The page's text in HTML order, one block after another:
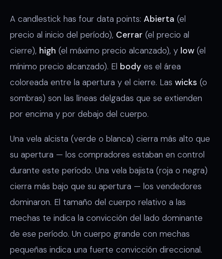
A candlestick has four data points: Abierta (el
precio al inicio del período), Cerrar (el precio al
cierre), high (el máximo precio alcanzado), y low (el
mínimo precio alcanzado). El body es el área
coloreada entre la apertura y el cierre. Las wicks (o
sombras) son las líneas delgadas que se extienden
por encima y por debajo del cuerpo.
Una vela alcista (verde o blanca) cierra más alto que
su apertura — los compradores estaban en control
durante este período. Una vela bajista (roja o negra)
cierra más bajo que su apertura — los vendedores
dominaron. El tamaño del cuerpo relativo a las
mechas te indica la convicción del lado dominante
de ese período. Un cuerpo grande con mechas
pequeñas indica una fuerte convicción direccional.